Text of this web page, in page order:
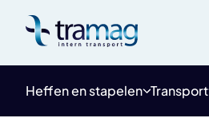
content
Heffen en stapelen Transport